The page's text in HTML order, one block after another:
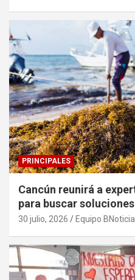
PRINCIPALES
Cancún reunirá a
para buscar
sargazo
30 julio, 2026 Equipo